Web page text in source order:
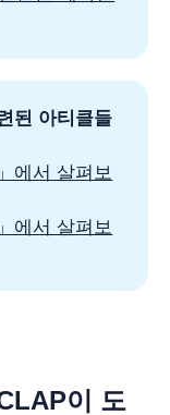
된 아티클들
에서 살펴보
에서 살펴보
이 도